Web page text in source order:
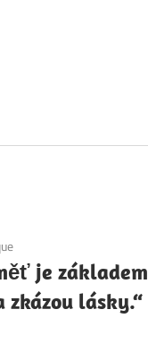
je základem
lásky.“